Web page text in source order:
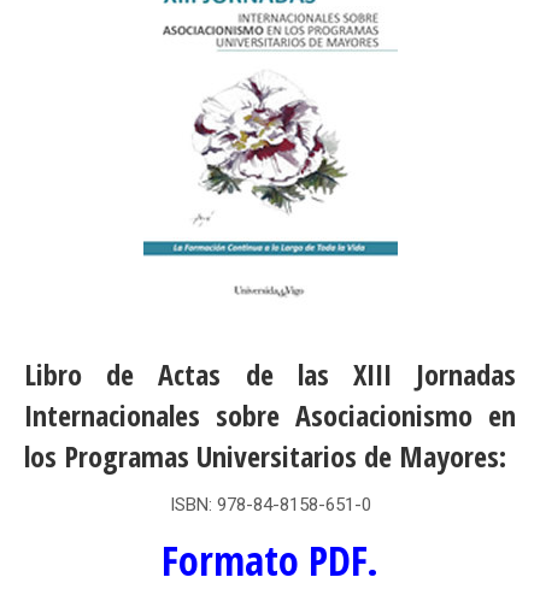
Libro de Actas de las XIII Jornadas
Internacionales sobre Asociacionismo en
los Programas Universitarios de Mayores:
ISBN: 978-84-8158-651-0
Formato PDF.